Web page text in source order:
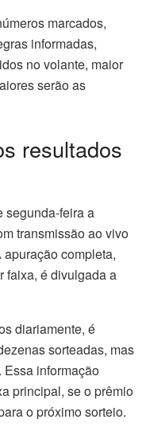
marcados,
informadas,
no volante, maior
serão as
resultados
segunda-feira a
transmissão ao vivo
completa,
faixa, é divulgada a
diariamente, é
sorteadas, mas
informação
principal, se o prêmio
o próximo sorteio.